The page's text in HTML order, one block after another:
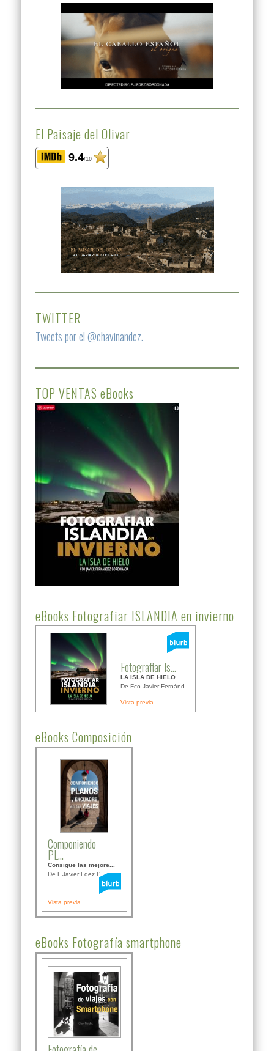
El Paisaje del Olivar
9.4/10
TWITTER
Tweets por el @chavinandez.
TOP VENTAS eBooks
eBooks Fotografiar ISLANDIA en invierno
Fotografiar Is...
LA ISLA DE HIELO
De Fco Javier Fernánd...
Vista previa
eBooks Composición
Componiendo
PL...
Consigue las mejore...
De F.Javier Fdez Bor...
Vista previa
eBooks Fotografía smartphone